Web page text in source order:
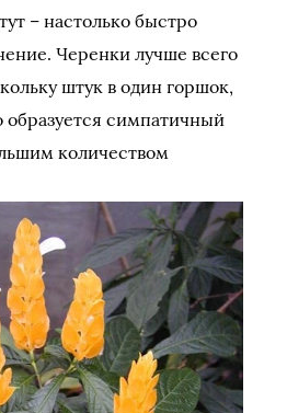
– настолько быстро
Черенки лучше всего
штук в один горшок,
образуется симпатичный
количеством